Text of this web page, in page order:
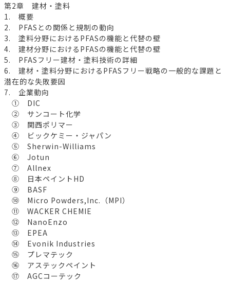
第2章 建材・塗料
1. 概要
2. PFASとの関係と規制の動向
3. 塗料分野におけるPFASの機能と代替の壁
4. 建材分野におけるPFASの機能と代替の壁
5. PFASフリー建材・塗料技術の詳細
6. 建材・塗料分野におけるPFASフリー戦略の一般的な課題と
潜在的な失敗要因
7. 企業動向
① DIC
② サンコート化学
③ 関西ポリマー
④ ビックケミー・ジャパン
⑤ Sherwin-Williams
⑥ Jotun
⑦ Allnex
⑧ 日本ペイントHD
⑨ BASF
⑩ Micro Powders,Inc.（MPI）
⑪ WACKER CHEMIE
⑫ NanoEnzo
⑬ EPEA
⑭ Evonik Industries
⑮ プレマテック
⑯ アステックペイント
⑰ AGCコーテック